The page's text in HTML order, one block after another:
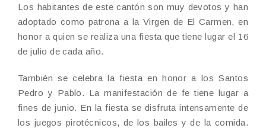
Los habitantes de este cantón son muy devotos y han
adoptado como patrona a la Virgen de El Carmen, en
honor a quien se realiza una fiesta que tiene lugar el 16
de julio de cada año.
También se celebra la fiesta en honor a los Santos
Pedro y Pablo. La manifestación de fe tiene lugar a
fines de junio. En la fiesta se disfruta intensamente de
los juegos pirotécnicos, de los bailes y de la comida.